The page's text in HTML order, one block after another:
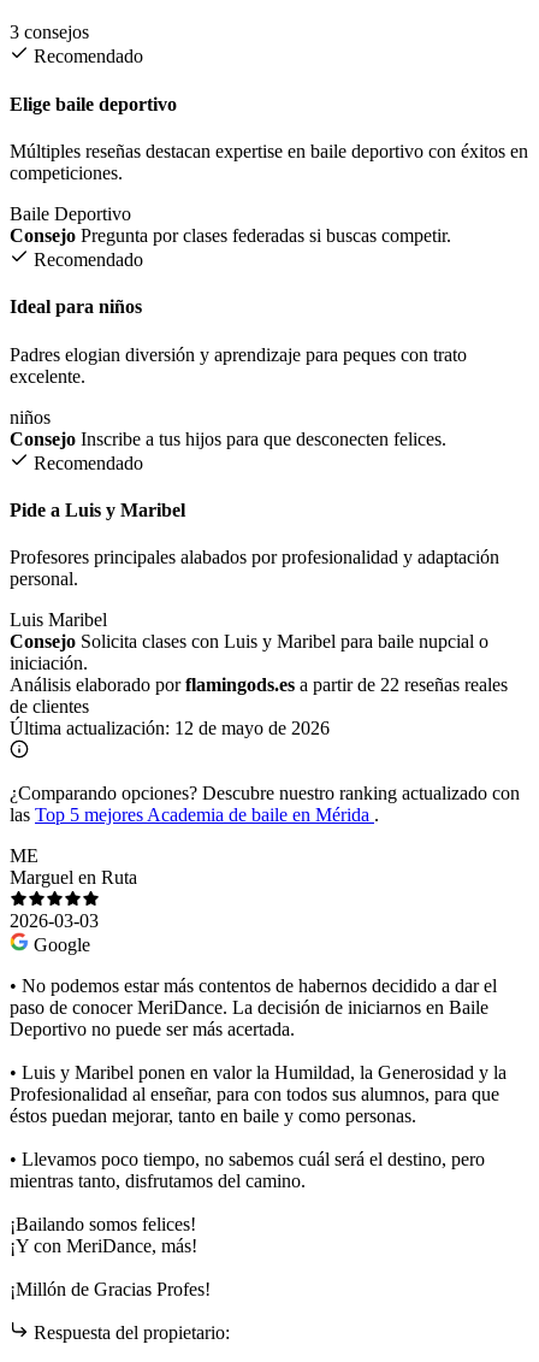
3 consejos
Recomendado
Elige baile deportivo
Múltiples reseñas destacan expertise en baile deportivo con éxitos en
competiciones.
Baile Deportivo
Consejo Pregunta por clases federadas si buscas competir.
Recomendado
Ideal para niños
Padres elogian diversión y aprendizaje para peques con trato
excelente.
niños
Consejo Inscribe a tus hijos para que desconecten felices.
Recomendado
Pide a Luis y Maribel
Profesores principales alabados por profesionalidad y adaptación
personal.
Luis Maribel
Consejo Solicita clases con Luis y Maribel para baile nupcial o
iniciación.
Análisis elaborado porflamingods.es a partir de 22 reseñas reales
de clientes
Última actualización: 12 de mayo de 2026
¿Comparando opciones? Descubre nuestro ranking actualizado con
las Top 5 mejores Academia de baile en Mérida .
ME
Marguel en Ruta
2026-03-03
Google
• No podemos estar más contentos de habernos decidido a dar el
paso de conocer MeriDance. La decisión de iniciarnos en Baile
Deportivo no puede ser más acertada.
• Luis y Maribel ponen en valor la Humildad, la Generosidad y la
Profesionalidad al enseñar, para con todos sus alumnos, para que
éstos puedan mejorar, tanto en baile y como personas.
• Llevamos poco tiempo, no sabemos cuál será el destino, pero
mientras tanto, disfrutamos del camino.
¡Bailando somos felices!
¡Y con MeriDance, más!
¡Millón de Gracias Profes!
Respuesta del propietario: